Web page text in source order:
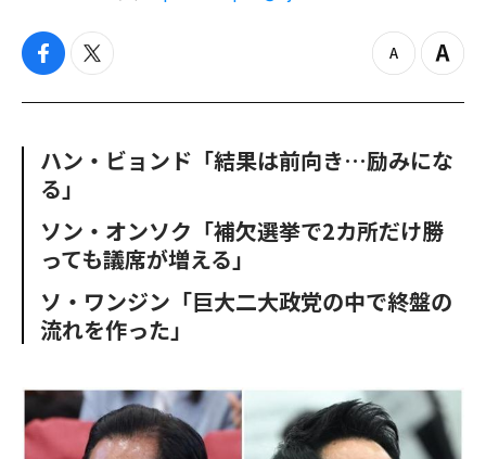
f
c
o
o
t
i
e
z
o
u
Z
o
n
ハン・ビョンド「結果は前向き…励みにな
る」
ソン・オンソク「補欠選挙で2カ所だけ勝
っても議席が増える」
ソ・ワンジン「巨大二大政党の中で終盤の
流れを作った」